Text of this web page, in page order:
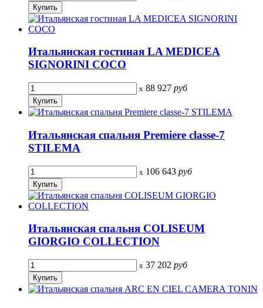
Итальянская гостиная LA MEDICEA
SIGNORINI COCO
x 88 927 руб
Итальянская спальня Premiere classe-7
STILEMA
x 106 643 руб
Итальянская спальня COLISEUM
GIORGIO COLLECTION
x 37 202 руб